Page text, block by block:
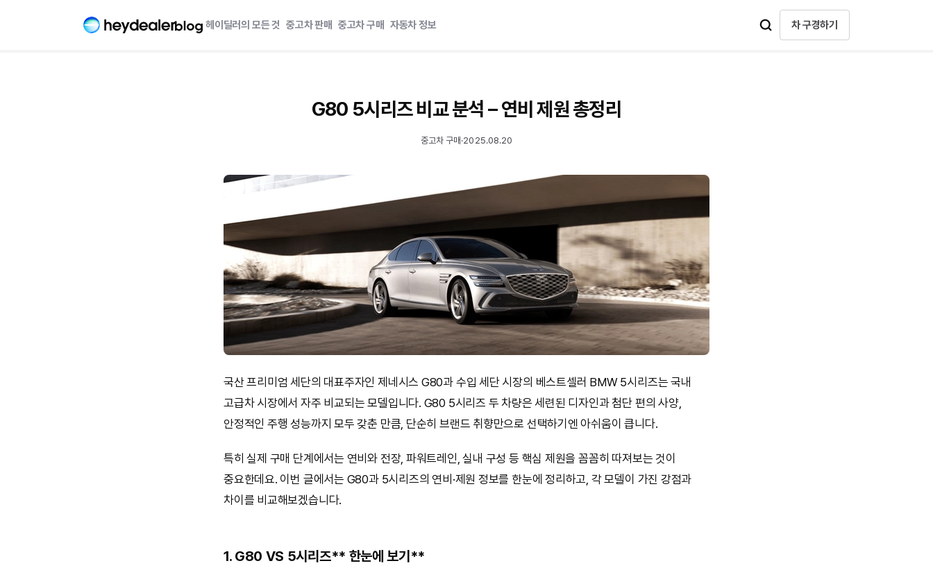
헤이딜러의 모든 것 중고차 판매 중고차 구매 자동차 정보 차 구경하기
G80 5시리즈 비교 분석 – 연비 제원 총정리
중고차 구매 ·2025.08.20
국산 프리미엄 세단의 대표주자인 제네시스 G80과 수입 세단 시장의 베스트셀러 BMW 5시리즈는 국내
고급차 시장에서 자주 비교되는 모델입니다. G80 5시리즈 두 차량은 세련된 디자인과 첨단 편의 사양,
안정적인 주행 성능까지 모두 갖춘 만큼, 단순히 브랜드 취향만으로 선택하기엔 아쉬움이 큽니다.
특히 실제 구매 단계에서는 연비와 전장, 파워트레인, 실내 구성 등 핵심 제원을 꼼꼼히 따져보는 것이
중요한데요. 이번 글에서는 G80과 5시리즈의 연비·제원 정보를 한눈에 정리하고, 각 모델이 가진 강점과
차이를 비교해보겠습니다.
1. G80 VS 5시리즈** 한눈에 보기**